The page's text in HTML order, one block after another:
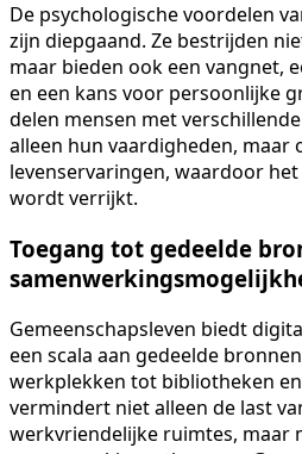
De psychologische voordelen
zijn diepgaand. Ze bestrijden
maar bieden ook een vangnet,
en een kans voor persoonlijke
delen mensen met
alleen hun vaardigheden, maar
levenservaringen, waardoor
wordt verrijkt.
Toegang tot gedeelde
Gemeenschapsleven biedt
een scala aan gedeelde
werkplekken tot bibliotheken
vermindert niet alleen de last
werkvriendelijke ruimtes, maar